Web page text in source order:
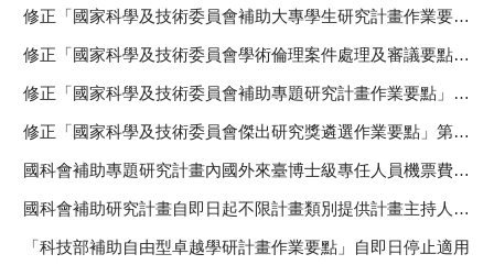
修正「國家科學及技術委員會補助大專學生研究計畫作業要點」第十六點，並自即日生效
修正「國家科學及技術委員會學術倫理案件處理及審議要點」部分規定
修正「國家科學及技術委員會補助專題研究計畫作業要點」第十一點、第十九點、第二十六點及「國家科學及技術委員會補助專題研究計畫經費處理原則」第八點，並自即日生效
修正「國家科學及技術委員會傑出研究獎遴選作業要點」第四點、第九點、第十二點，並自即日生效
國科會補助專題研究計畫內國外來臺博士級專任人員機票費，自即日起得於業務費項下報支，其支用規定如說明二
國科會補助研究計畫自即日起不限計畫類別提供計畫主持人於生育期間研究人力支持措施
「科技部補助自由型卓越學研計畫作業要點」自即日停止適用